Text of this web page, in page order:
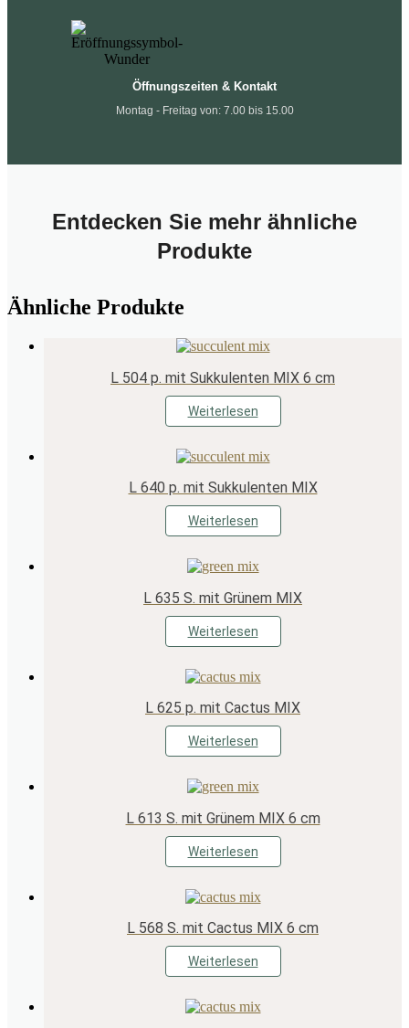
Öffnungszeiten & Kontakt
Montag - Freitag von: 7.00 bis 15.00
Entdecken Sie mehr ähnliche
Produkte
Ähnliche Produkte
L 504 p. mit Sukkulenten MIX 6 cm
Weiterlesen
L 640 p. mit Sukkulenten MIX
Weiterlesen
L 635 S. mit Grünem MIX
Weiterlesen
L 625 p. mit Cactus MIX
Weiterlesen
L 613 S. mit Grünem MIX 6 cm
Weiterlesen
L 568 S. mit Cactus MIX 6 cm
Weiterlesen